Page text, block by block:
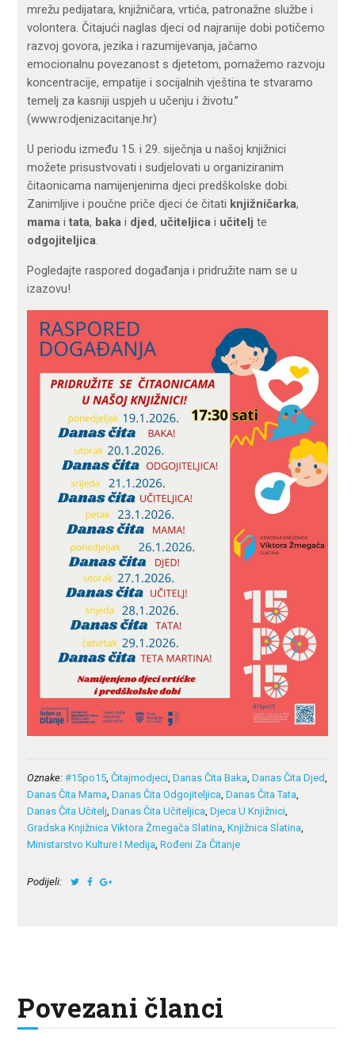
mrežu pedijatara, knjižničara, vrtića, patronažne službe i
volontera. Čitajući naglas djeci od najranije dobi potičemo
razvoj govora, jezika i razumijevanja, jačamo
emocionalnu povezanost s djetetom, pomažemo razvoju
koncentracije, empatije i socijalnih vještina te stvaramo
temelj za kasniji uspjeh u učenju i životu.”
(www.rodjenizacitanje.hr)
U periodu između 15. i 29. siječnja u našoj knjižnici
možete prisustvovati i sudjelovati u organiziranim
čitaonicama namijenjenima djeci predškolske dobi.
Zanimljive i poučne priče djeci će čitati knjižničarka,
mama itata, baka i djed, učiteljica i učitelj te
odgojiteljica.
Pogledajte raspored događanja i pridružite nam se u
izazovu!
Oznake: #15po15,Čitajmodjeci,Danas Čita Baka,Danas Čita Djed,
Danas Čita Mama,Danas Čita Odgojiteljica,Danas Čita Tata,
Danas Čita Učitelj,Danas Čita Učiteljica,Djeca U Knjižnici,
Gradska Knjižnica Viktora Žmegača Slatina,Knjižnica Slatina,
Ministarstvo Kulture I Medija,Rođeni Za Čitanje
Podijeli:
Povezani članci